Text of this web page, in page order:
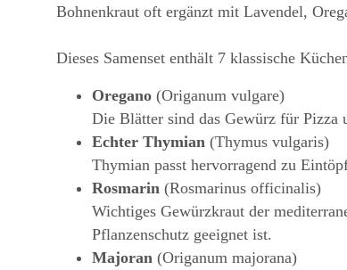
Bohnenkraut oft ergänzt mit Lavendel,
Dieses Samenset enthält 7 klassische
Oregano (Origanum vulgare)
Die Blätter sind das Gewürz für
Echter Thymian (Thymus vulgaris)
Thymian passt hervorragend zu
Rosmarin (Rosmarinus officinalis)
Wichtiges Gewürzkraut der
Pflanzenschutz geeignet ist.
Majoran (Origanum majorana)